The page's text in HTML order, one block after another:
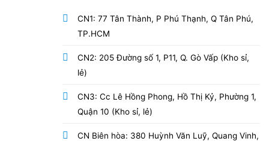
CN1: 77 Tân Thành, P Phú Thạnh, Q Tân Phú,
TP.HCM
CN2: 205 Đường số 1, P11, Q. Gò Vấp (Kho sỉ,
lẻ)
CN3: Cc Lê Hồng Phong, Hồ Thị Kỷ, Phường 1,
Quận 10 (Kho sỉ, lẻ)
CN Biên hòa: 380 Huỳnh Văn Luỹ, Quang Vinh,